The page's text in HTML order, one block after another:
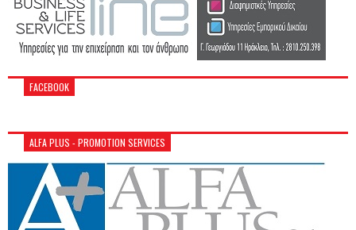
FACEBOOK
ALFA PLUS - PROMOTION SERVICES